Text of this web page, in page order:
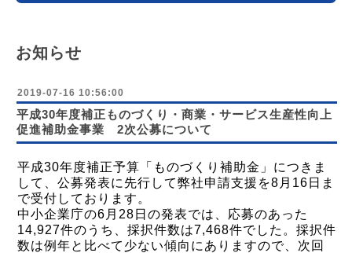
お知らせ
2019-07-16 10:56:00
平成30年度補正ものづくり・商業・サービス生産性向上
促進補助金事業 2次公募について
平成30年度補正予算「ものづくり補助金」につきま
して、 公募発表に先行して弊社申請支援を8月16日ま
で受付しております。
中小企業庁の6月28日の発表では、応募のあった
14,927件のうち、採択件数は7,468件でした。採択件
数は例年と比べて少ない傾向にありますので、次回